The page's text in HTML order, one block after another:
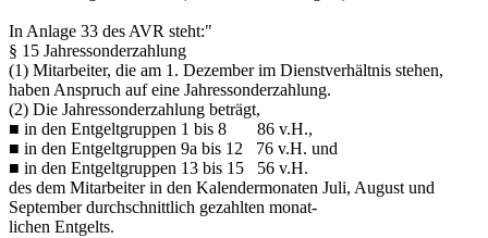
In Anlage 33 des AVR steht:"
§ 15 Jahressonderzahlung
(1) Mitarbeiter, die am 1. Dezember im Dienstverhältnis stehen,
haben Anspruch auf eine Jahressonderzahlung.
(2) Die Jahressonderzahlung beträgt,
■ in den Entgeltgruppen 1 bis 8 86 v.H.,
■ in den Entgeltgruppen 9a bis 12 76 v.H. und
■ in den Entgeltgruppen 13 bis 15 56 v.H.
des dem Mitarbeiter in den Kalendermonaten Juli, August und
September durchschnittlich gezahlten monat-
lichen Entgelts.